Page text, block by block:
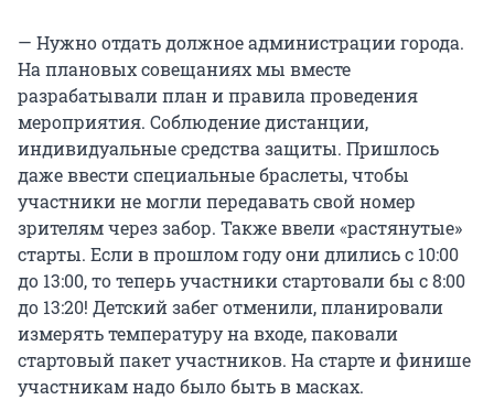
— Нужно отдать должное администрации города.
На плановых совещаниях мы вместе
разрабатывали план и правила проведения
мероприятия. Соблюдение дистанции,
индивидуальные средства защиты. Пришлось
даже ввести специальные браслеты, чтобы
участники не могли передавать свой номер
зрителям через забор. Также ввели «растянутые»
старты. Если в прошлом году они длились с 10:00
до 13:00, то теперь участники стартовали бы с 8:00
до 13:20! Детский забег отменили, планировали
измерять температуру на входе, паковали
стартовый пакет участников. На старте и финише
участникам надо было быть в масках.